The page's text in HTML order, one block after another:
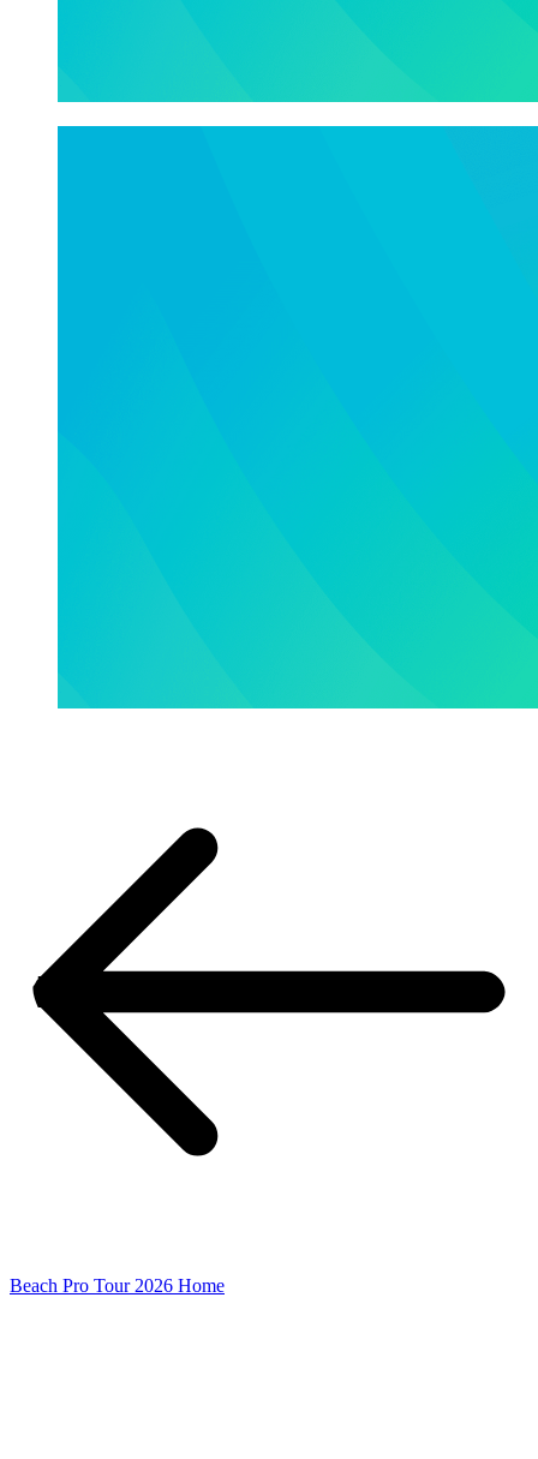
Beach Pro Tour 2026 Home